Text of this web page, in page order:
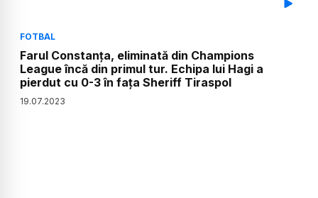
FOTBAL
Farul Constanța, eliminată din Champions
League încă din primul tur. Echipa lui Hagi a
pierdut cu 0-3 în fața Sheriff Tiraspol
19.07.2023